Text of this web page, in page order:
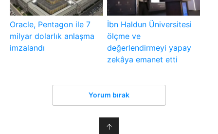
Oracle, Pentagon ile 7
milyar dolarlık anlaşma
imzalandı
İbn Haldun Üniversitesi
ölçme ve
değerlendirmeyi yapay
zekâya emanet etti
Yorum bırak
↑